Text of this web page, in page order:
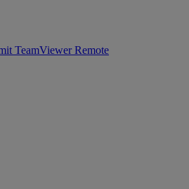
TeamViewer Remote